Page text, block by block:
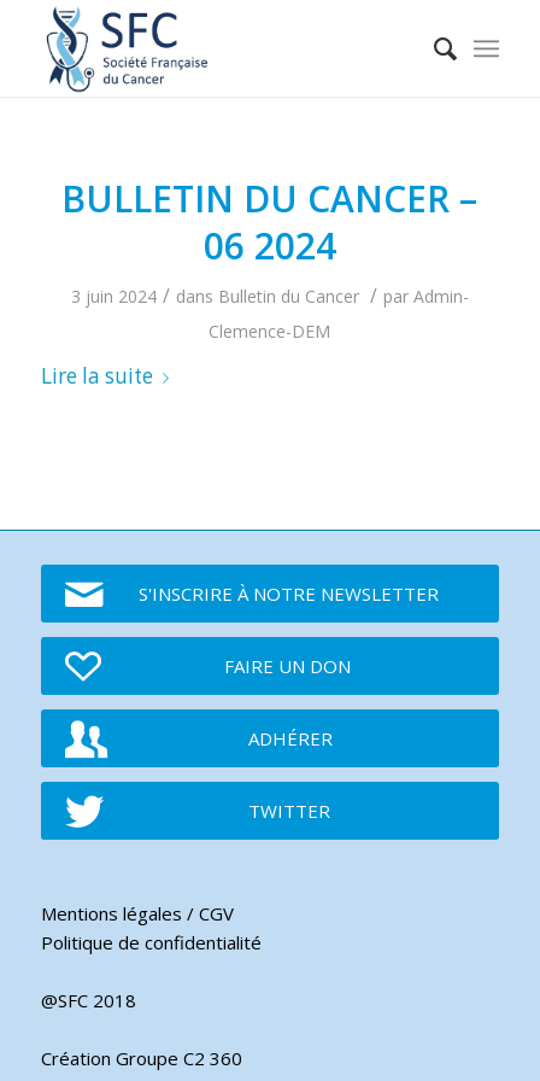
BULLETIN DU CANCER –
06 2024
3 juin 2024 / dans Bulletin du Cancer / par Admin-
Clemence-DEM
Lire la suite
S'INSCRIRE À NOTRE NEWSLETTER
FAIRE UN DON
ADHÉRER
TWITTER
Mentions légales / CGV
Politique de confidentialité
@SFC 2018
Création Groupe C2 360